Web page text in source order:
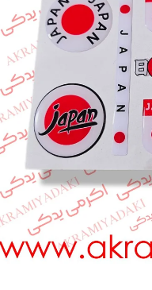
ارسال میگردد